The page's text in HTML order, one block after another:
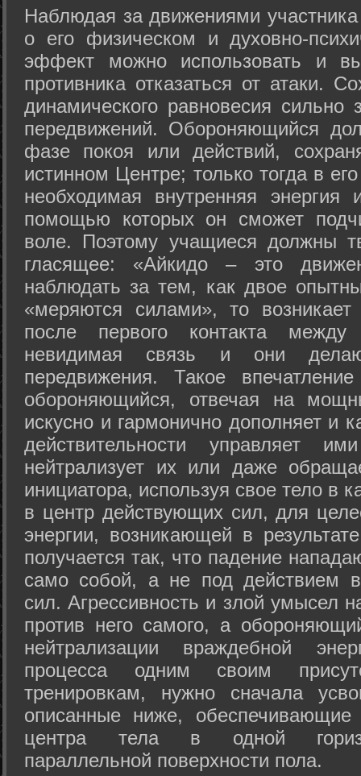
Hаблюдая за движениями
о его физическом и духовно-
эффект можно использовать и
противника отказаться от атаки.
динамического равновесия сильно
передвижений. Обороняющийся
фазе покоя или действий,
истинном Центре; только тогда в
необходимая внутренняя
помощью которых он сможет
воле. Поэтому учащиеся должны
гласящее: «Айкидо – это
наблюдать за тем, как двое
«меряются силами», то возникает
после первого контакта
невидимая связь и они
передвижения. Такое
обороняющийся, отвечая на
искусно и гармонично дополняет и
действительности управляет
нейтрализует их или даже
инициатора, используя свое тело в
в центр действующих сил, для
энергии, возникающей в
получается так, что падение
само собой, а не под действием
сил. Агрессивность и злой умысел
против него самого, а
нейтрализации враждебной
процесса одним своим
тренировкам, нужно сначала
описанные ниже, обеспечивающие
центра тела в одной
параллельной поверхности пола.